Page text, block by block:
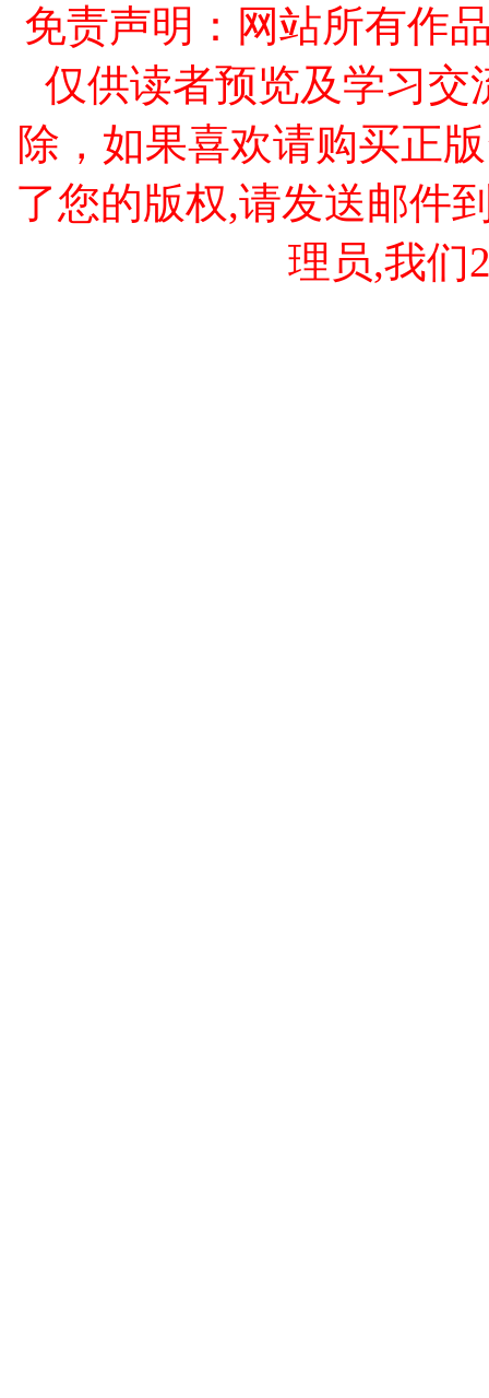
免责声明：网站所有作
仅供读者预览及学习交
除，如果喜欢请购买正
了您的版权,请发送邮件
理员,我们